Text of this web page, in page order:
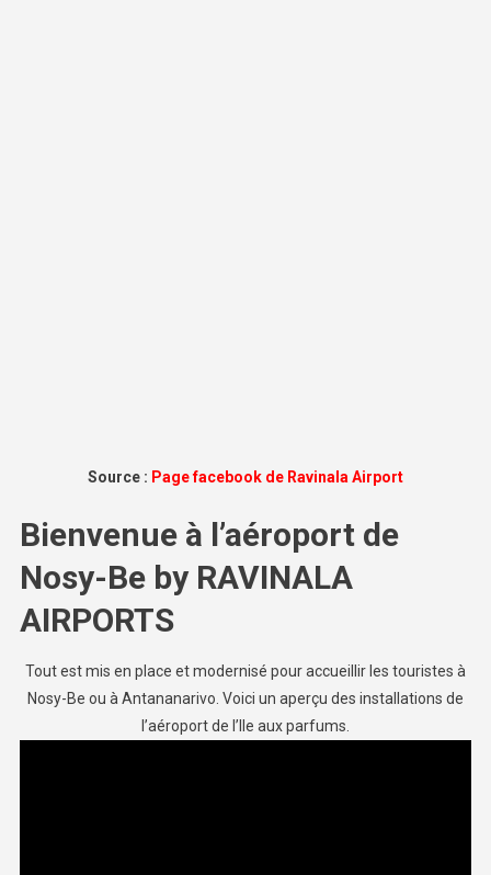
Source : Page facebook de Ravinala Airport
Bienvenue à l’aéroport de
Nosy-Be by RAVINALA
AIRPORTS
Tout est mis en place et modernisé pour accueillir les touristes à
Nosy-Be ou à Antananarivo. Voici un aperçu des installations de
l’aéroport de l’Ile aux parfums.